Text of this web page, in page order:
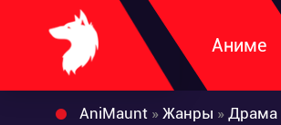
Аниме
AniMaunt » Жанры » Драма